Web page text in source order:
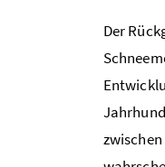
Der